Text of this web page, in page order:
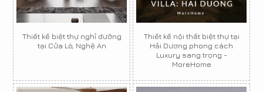
Thiết kế biệt thự nghỉ dưỡng
tại Cửa Lò, Nghệ An
Thiết kế nội thất biệt thự tại
Hải Dương phong cách
Luxury sang trọng -
MoreHome